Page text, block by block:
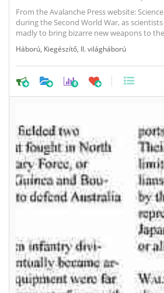
From the Avalanche Press website:
during the Second World War, as
madly to bring bizarre new weapons to
Háború Kiegészítő II. világháború
0